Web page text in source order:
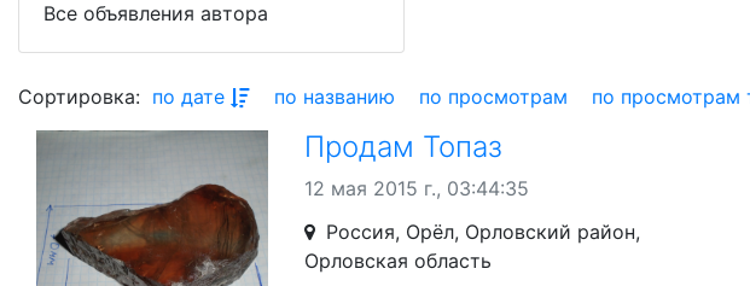
Все объявления автора
Сортировка: по дате по названию по просмотрам по просмотрам
Продам Топаз
12 мая 2015 г., 03:44:35
Россия, Орёл, Орловский район,
Орловская область